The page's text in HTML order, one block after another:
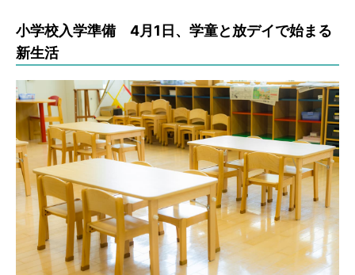
小学校入学準備 4月1日、学童と放デイで始まる
新生活